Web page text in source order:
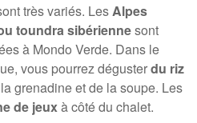
très variés. LesAlpes
toundra sibériennesont
à Mondo Verde. Dans le
vous pourrez dégusterdu riz
grenadine et de la soupe. Les
de jeuxà côté du chalet.